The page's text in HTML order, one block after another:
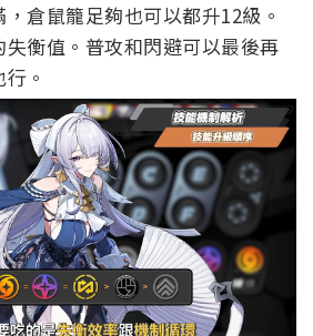
，倉鼠籠足夠也可以都升12級。
衡值。普攻和閃避可以最後再
。